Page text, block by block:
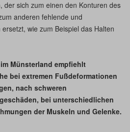
der sich zum einen den Konturen des
anderen fehlende und
wie zum Beispiel das Halten
Münsterland empfiehlt
bei extremen Fußdeformationen
nach schweren
bei unterschiedlichen
der Muskeln und Gelenke.